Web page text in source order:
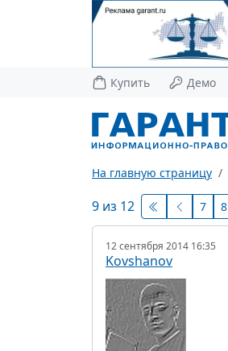
Купить Демо
На главную страницу
9 из 12 7 8
12 сентября 2014 16:35
Kovshanov